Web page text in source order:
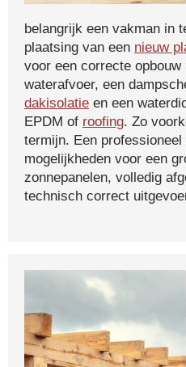
belangrijk een vakman in
plaatsing van een nieuw
voor een correcte
waterafvoer, een
dakisolatie en een
EPDM of roofing. Zo
termijn. Een
mogelijkheden voor een
zonnepanelen, volledig
technisch correct